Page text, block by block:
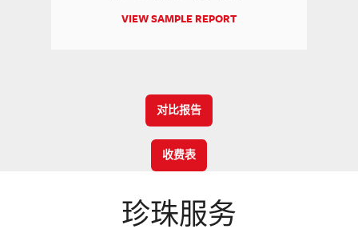
VIEW SAMPLE REPORT
对比报告
收费表
珍珠服务